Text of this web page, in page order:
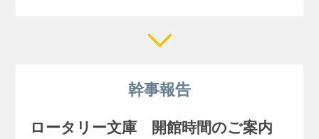
幹事報告
ロータリー文庫 開館時間のご案内